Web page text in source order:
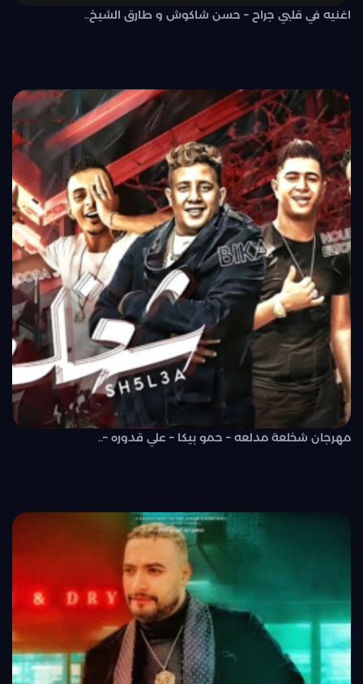
اغنيه في قلبي جراح – حسن شاكوش و طارق الشيخ..
مهرجان شخلعة مدلعه – حمو بيكا – علي قدوره –..